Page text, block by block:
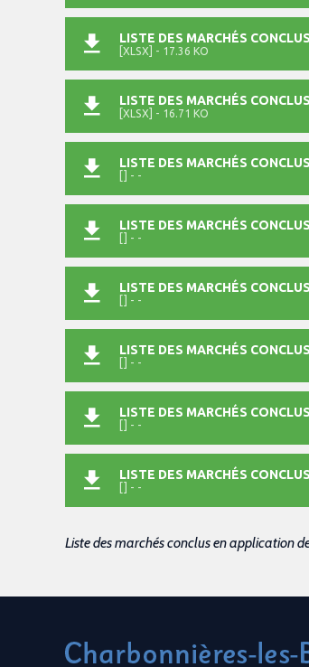
LISTE DES MARCHÉS
[XLSX] - 17.36 KO
LISTE DES MARCHÉS
[XLSX] - 16.71 KO
LISTE DES MARCHÉS
[] - -
LISTE DES MARCHÉS
[] - -
LISTE DES MARCHÉS
[] - -
LISTE DES MARCHÉS
[] - -
LISTE DES MARCHÉS
[] - -
LISTE DES MARCHÉS
[] - -
Liste des marchés conclus en application